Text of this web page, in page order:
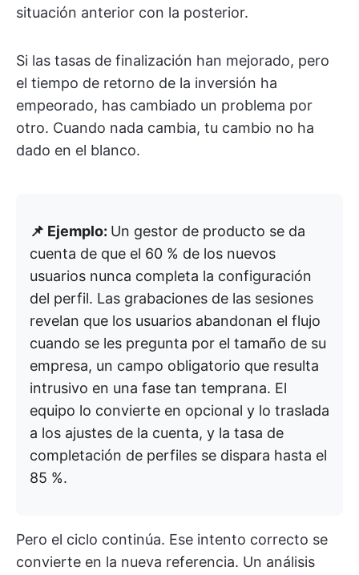
situación anterior con la posterior.
Si las tasas de finalización han mejorado, pero
el tiempo de retorno de la inversión ha
empeorado, has cambiado un problema por
otro. Cuando nada cambia, tu cambio no ha
dado en el blanco.
📌 Ejemplo: Un gestor de producto se da
cuenta de que el 60 % de los nuevos
usuarios nunca completa la configuración
del perfil. Las grabaciones de las sesiones
revelan que los usuarios abandonan el flujo
cuando se les pregunta por el tamaño de su
empresa, un campo obligatorio que resulta
intrusivo en una fase tan temprana. El
equipo lo convierte en opcional y lo traslada
a los ajustes de la cuenta, y la tasa de
completación de perfiles se dispara hasta el
85 %.
Pero el ciclo continúa. Ese intento correcto se
convierte en la nueva referencia. Un análisis